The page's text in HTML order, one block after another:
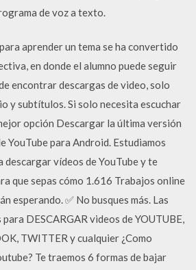
de voz a texto.
aprender un tema se ha convertido
en donde el alumno puede seguir
encontrar descargas de video, solo
y subtítulos. Si solo necesita escuchar
opción Descargar la última versión
YouTube para Android. Estudiamos
descargar vídeos de YouTube y te
que sepas cómo 1.616 Trabajos online
esperando. ✅ No busques más. Las
DESCARGAR videos de YOUTUBE,
TWITTER y cualquier ¿Como
Te traemos 6 formas de bajar